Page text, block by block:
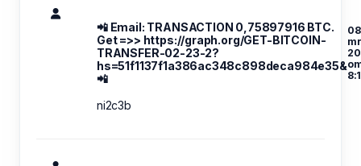
📲 Email: TRANSACTION 0,75897916 BTC.
Get =>> https://graph.org/GET-BITCOIN-
TRANSFER-02-23-2?
hs=51f1137f1a386ac348c898deca984e35&
📲
ni2c3b